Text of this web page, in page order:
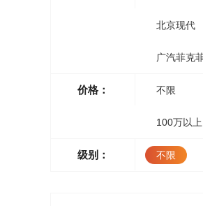
北京现代
广汽菲克
价格： 不限
100万以上
级别： 不限